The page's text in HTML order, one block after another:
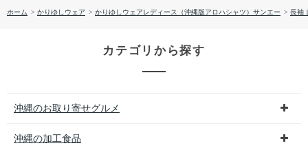
ホーム > かりゆしウェア > かりゆしウェアレディース（沖縄版アロハシャツ）サンエー > 長袖
カテゴリから探す
沖縄のお取り寄せグルメ
沖縄の加工食品